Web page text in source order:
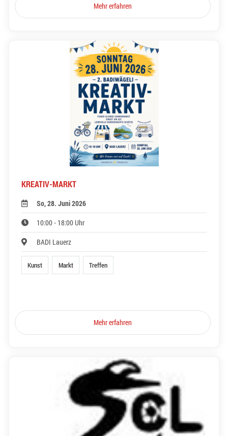
Mehr erfahren
KREATIV-MARKT
So, 28. Juni 2026
10:00 - 18:00 Uhr
BADI Lauerz
Kunst Markt Treffen
Mehr erfahren